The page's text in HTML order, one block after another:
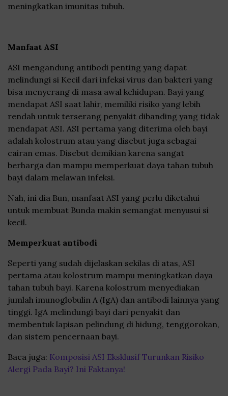
meningkatkan imunitas tubuh.
Manfaat ASI
ASI mengandung antibodi penting yang dapat
melindungi si Kecil dari infeksi virus dan bakteri yang
bisa menyerang di masa awal kehidupan. Bayi yang
mendapat ASI saat lahir, memiliki risiko yang lebih
rendah untuk terserang penyakit dibanding yang tidak
mendapat ASI. ASI pertama yang diterima oleh bayi
adalah kolostrum atau yang disebut juga sebagai
cairan emas. Disebut demikian karena sangat
berharga dan mampu memperkuat daya tahan tubuh
bayi dalam melawan infeksi.
Nah, ini dia Bun, manfaat ASI yang perlu diketahui
untuk membuat Bunda makin semangat menyusui si
kecil.
Memperkuat antibodi
Seperti yang sudah dijelaskan sekilas di atas, ASI
pertama atau kolostrum mampu meningkatkan daya
tahan tubuh bayi. Karena kolostrum menyediakan
jumlah imunoglobulin A (IgA) dan antibodi lainnya yang
tinggi. IgA melindungi bayi dari penyakit dan
membentuk lapisan pelindung di hidung, tenggorokan,
dan sistem pencernaan bayi.
Baca juga: Komposisi ASI Eksklusif Turunkan Risiko
Alergi Pada Bayi? Ini Faktanya!